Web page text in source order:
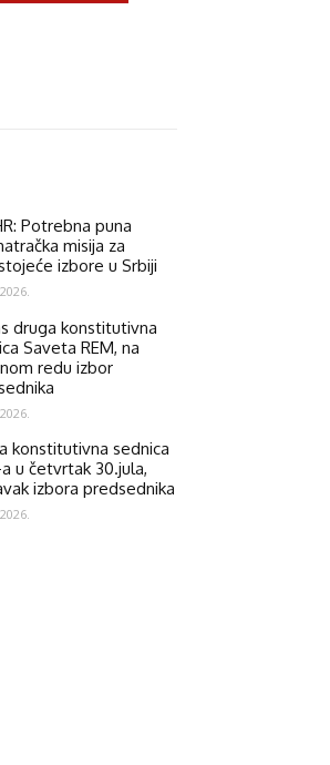
Potrebna puna
misija za
izbore u Srbiji
druga konstitutivna
Saveta REM, na
redu izbor
konstitutivna sednica
a u četvrtak 30.jula,
izbora predsednika